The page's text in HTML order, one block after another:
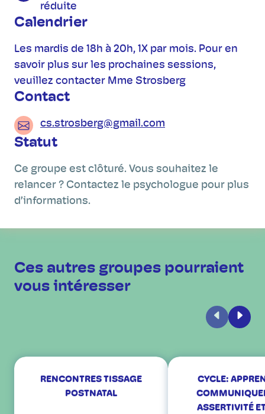
réduite
Calendrier
Les mardis de 18h à 20h, 1X par mois. Pour en
savoir plus sur les prochaines sessions,
veuillez contacter Mme Strosberg
Contact
cs.strosberg@gmail.com
Statut
Ce groupe est clôturé. Vous souhaitez le
relancer ? Contactez le psychologue pour plus
d’informations.
Ces autres groupes pourraient
vous intéresser
Précédent
RENCONTRES TISSAGE
POSTNATAL
CYCLE:
ASSERTIVITÉ